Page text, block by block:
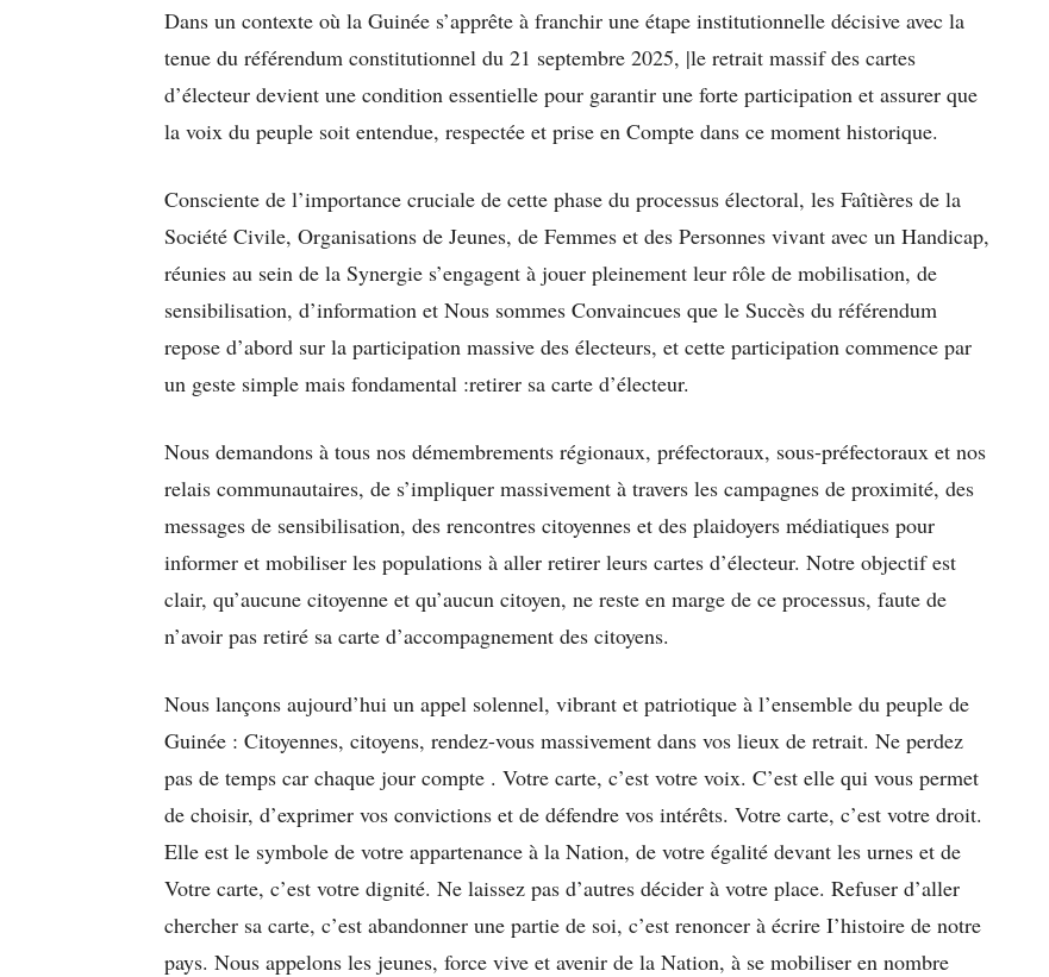
Dans un contexte où la Guinée s’apprête à franchir une étape institutionnelle décisive avec la
tenue du référendum constitutionnel du 21 septembre 2025, |le retrait massif des cartes
d’électeur devient une condition essentielle pour garantir une forte participation et assurer que
la voix du peuple soit entendue, respectée et prise en Compte dans ce moment historique.
Consciente de l’importance cruciale de cette phase du processus électoral, les Faîtières de la
Société Civile, Organisations de Jeunes, de Femmes et des Personnes vivant avec un Handicap,
réunies au sein de la Synergie s’engagent à jouer pleinement leur rôle de mobilisation, de
sensibilisation, d’information et Nous sommes Convaincues que le Succès du référendum
repose d’abord sur la participation massive des électeurs, et cette participation commence par
un geste simple mais fondamental :retirer sa carte d’électeur.
Nous demandons à tous nos démembrements régionaux, préfectoraux, sous-préfectoraux et nos
relais communautaires, de s’impliquer massivement à travers les campagnes de proximité, des
messages de sensibilisation, des rencontres citoyennes et des plaidoyers médiatiques pour
informer et mobiliser les populations à aller retirer leurs cartes d’électeur. Notre objectif est
clair, qu’aucune citoyenne et qu’aucun citoyen, ne reste en marge de ce processus, faute de
n’avoir pas retiré sa carte d’accompagnement des citoyens.
Nous lançons aujourd’hui un appel solennel, vibrant et patriotique à l’ensemble du peuple de
Guinée : Citoyennes, citoyens, rendez-vous massivement dans vos lieux de retrait. Ne perdez
pas de temps car chaque jour compte . Votre carte, c’est votre voix. C’est elle qui vous permet
de choisir, d’exprimer vos convictions et de défendre vos intérêts. Votre carte, c’est votre droit.
Elle est le symbole de votre appartenance à la Nation, de votre égalité devant les urnes et de
Votre carte, c’est votre dignité. Ne laissez pas d’autres décider à votre place. Refuser d’aller
chercher sa carte, c’est abandonner une partie de soi, c’est renoncer à écrire I’histoire de notre
pays. Nous appelons les jeunes, force vive et avenir de la Nation, à se mobiliser en nombre